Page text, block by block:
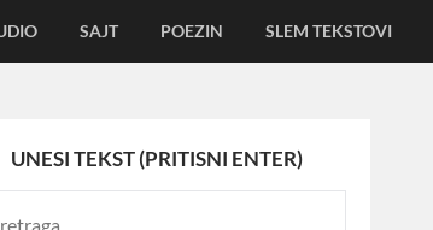
SAJT POEZIN SLEM TEKSTOVI
UNESI TEKST (PRITISNI ENTER)